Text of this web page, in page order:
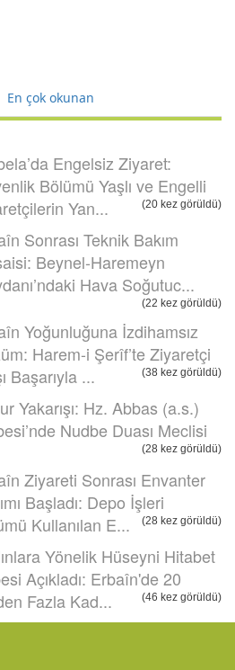
En çok okunan
Engelsiz Ziyaret:
Bölümü Yaşlı ve Engelli
Yan...
(20 kez görüldü)
Sonrası Teknik Bakım
Beynel-Haremeyn
Hava Soğutuc...
(22 kez görüldü)
Yoğunluğuna İzdihamsız
Harem-i Şerîf’te Ziyaretçi
Başarıyla ...
(38 kez görüldü)
Yakarışı: Hz. Abbas (a.s.)
Nudbe Duası Meclisi
(28 kez görüldü)
Ziyareti Sonrası Envanter
Başladı: Depo İşleri
Kullanılan E...
(28 kez görüldü)
Yönelik Hüseyni Hitabet
Açıkladı: Erbaîn'de 20
Fazla Kad...
(46 kez görüldü)